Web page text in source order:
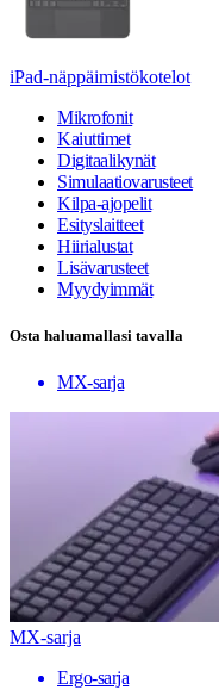
iPad-näppäimistökotelot
Mikrofonit
Kaiuttimet
Digitaalikynät
Simulaatiovarusteet
Kilpa-ajopelit
Esityslaitteet
Hiirialustat
Lisävarusteet
Myydyimmät
Osta haluamallasi tavalla
MX-sarja
MX-sarja
Ergo-sarja